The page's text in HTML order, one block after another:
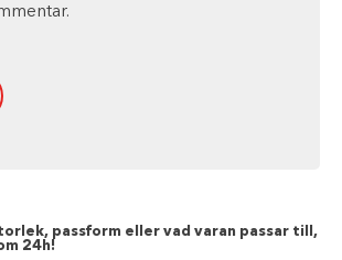
passform eller vad varan passar till,
24h!